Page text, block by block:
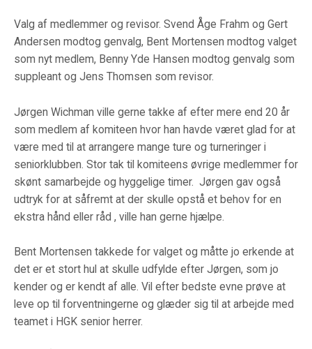
Valg af medlemmer og revisor. Svend Åge Frahm og Gert
Andersen modtog genvalg, Bent Mortensen modtog valget
som nyt medlem, Benny Yde Hansen modtog genvalg som
suppleant og Jens Thomsen som revisor.
Jørgen Wichman ville gerne takke af efter mere end 20 år
som medlem af komiteen hvor han havde været glad for at
være med til at arrangere mange ture og turneringer i
seniorklubben. Stor tak til komiteens øvrige medlemmer for
skønt samarbejde og hyggelige timer. Jørgen gav også
udtryk for at såfremt at der skulle opstå et behov for en
ekstra hånd eller råd , ville han gerne hjælpe.
Bent Mortensen takkede for valget og måtte jo erkende at
det er et stort hul at skulle udfylde efter Jørgen, som jo
kender og er kendt af alle. Vil efter bedste evne prøve at
leve op til forventningerne og glæder sig til at arbejde med
teamet i HGK senior herrer.